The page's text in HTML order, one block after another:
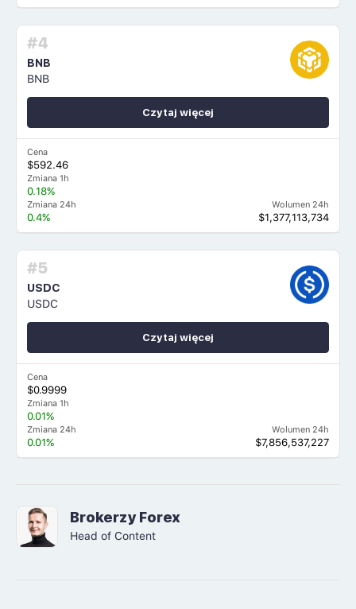
#4
BNB
BNB
Cena
$592.46
Zmiana 1h
0.18%
Zmiana 24h
0.4%
Wolumen 24h
$1,377,113,734
Czytaj więcej
#5
USDC
USDC
Cena
$0.9999
Zmiana 1h
0.01%
Zmiana 24h
0.01%
Wolumen 24h
$7,856,537,227
Czytaj więcej
Brokerzy Forex
Head of Content